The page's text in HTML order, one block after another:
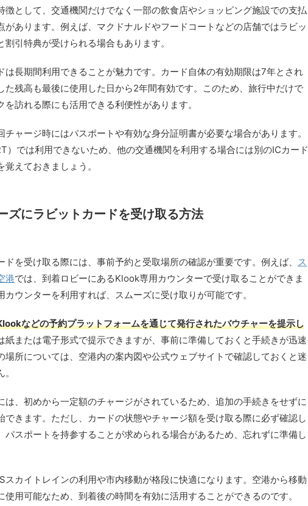
徴として、交通機関だけでなく一部の飲食店やショッピング施設での支払
があります。例えば、マクドナルドやフードコートなどの店舗ではラビッ
割引特典が受けられる場合もあります。
は長期間利用できることが魅力です。カード自体の有効期限は7年とされ
た残高も最後に使用した日から2年間有効です。このため、旅行中だけで
を訪れる際にも活用できる利便性があります。
チャージ時にはパスポートや有効な身分証明書が必要な場合があります。
）では利用できないため、他の交通機関を利用する場合には別のICカード
えておきましょう。
ズにラビットカードを受け取る方法
ドを受け取る際には、事前予約と受取場所の確認が重要です。例えば、
ス
港では、到着ロビーにあるKlook専用カウンターで受け取ることができま
カウンターを利用すれば、スムーズに受け取りが可能です。
などの予約プラットフォームを通じて発行されたバウチャーを提示し
紙または電子形式で提示できますが、事前に準備しておくと手続きが迅速
場所については、空港内の案内図や公式ウェブサイトで確認しておくと迷
は、初めから一定額のチャージがされているため、追加の手続きをせずに
できます。ただし、カードの状態やチャージ額を受け取る際に必ず確認し
パスポートを持参することが求められる場合があるため、忘れずに準備し
スカイトレインの利用や市内移動が格段に快適になります。空港から移動
使用可能なため、到着後の時間を有効に活用することができるのです。